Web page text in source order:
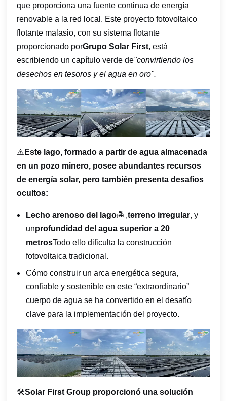
que proporciona una fuente continua de energía
renovable a la red local. Este proyecto fotovoltaico
flotante malasio, con su sistema flotante
proporcionado porGrupo Solar First, está
escribiendo un capítulo verde de"convirtiendo los
desechos en tesoros y el agua en oro".
⚠️ Este lago, formado a partir de agua almacenada
en un pozo minero, posee abundantes recursos
de energía solar, pero también presenta desafíos
ocultos:
Lecho arenoso del lago🏝️,terreno irregular, y
unprofundidad del agua superior a 20
metrosTodo ello dificulta la construcción
fotovoltaica tradicional.
Cómo construir un arca energética segura,
confiable y sostenible en este “extraordinario”
cuerpo de agua se ha convertido en el desafío
clave para la implementación del proyecto.
🛠️Solar First Group proporcionó una solución